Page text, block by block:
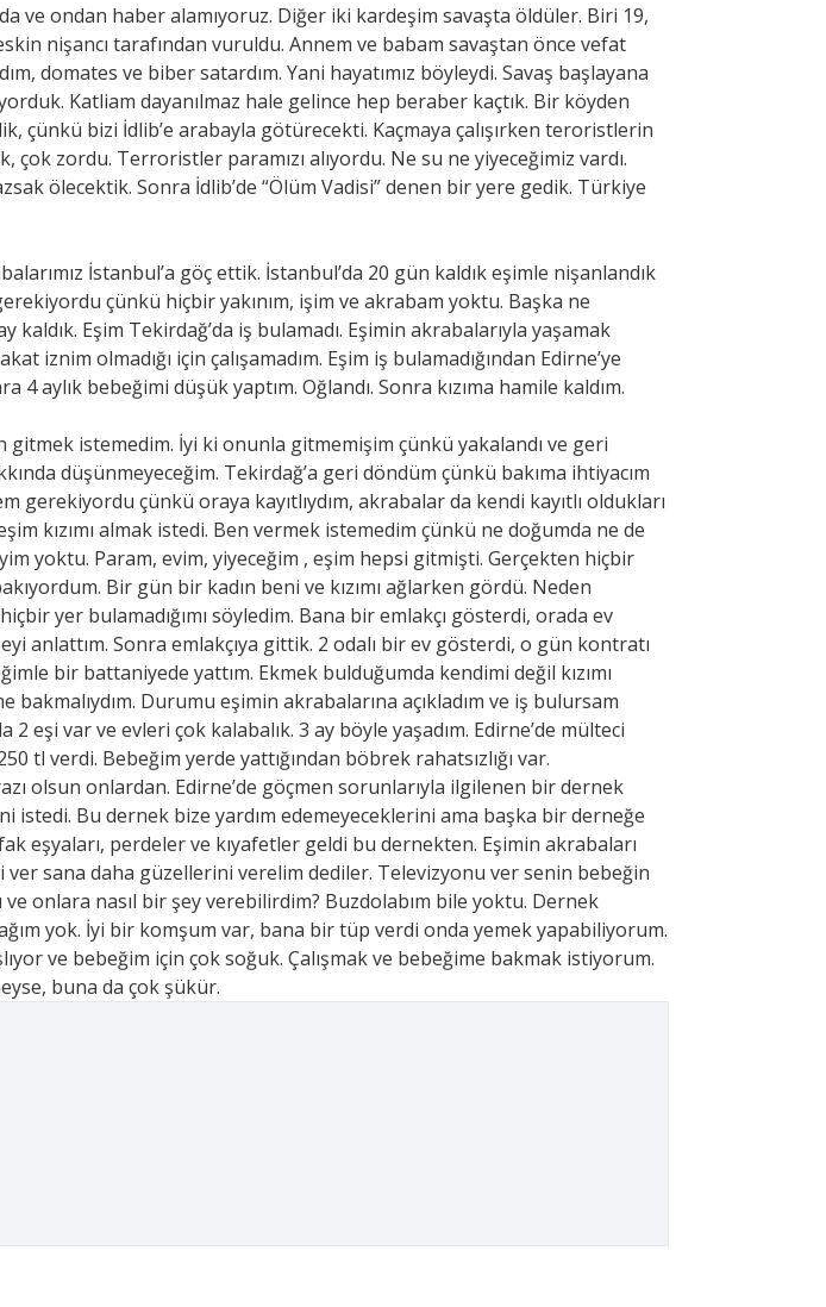
ve ondan haber alamıyoruz. Diğer iki kardeşim savaşta öldüler. Biri 19,
nişancı tarafından vuruldu. Annem ve babam savaştan önce vefat
domates ve biber satardım. Yani hayatımız böyleydi. Savaş başlayana
Katliam dayanılmaz hale gelince hep beraber kaçtık. Bir köyden
çünkü bizi İdlib’e arabayla götürecekti. Kaçmaya çalışırken teroristlerin
zordu. Terroristler paramızı alıyordu. Ne su ne yiyeceğimiz vardı.
ölecektik. Sonra İdlib’de “Ölüm Vadisi” denen bir yere gedik. Türkiye
İstanbul’a göç ettik. İstanbul’da 20 gün kaldık eşimle nişanlandık
çünkü hiçbir yakınım, işim ve akrabam yoktu. Başka ne
Eşim Tekirdağ’da iş bulamadı. Eşimin akrabalarıyla yaşamak
iznim olmadığı için çalışamadım. Eşim iş bulamadığından Edirne’ye
aylık bebeğimi düşük yaptım. Oğlandı. Sonra kızıma hamile kaldım.
gitmek istemedim. İyi ki onunla gitmemişim çünkü yakalandı ve geri
düşünmeyeceğim. Tekirdağ’a geri döndüm çünkü bakıma ihtiyacım
gerekiyordu çünkü oraya kayıtlıydım, akrabalar da kendi kayıtlı oldukları
kızımı almak istedi. Ben vermek istemedim çünkü ne doğumda ne de
yoktu. Param, evim, yiyeceğim , eşim hepsi gitmişti. Gerçekten hiçbir
Bir gün bir kadın beni ve kızımı ağlarken gördü. Neden
yer bulamadığımı söyledim. Bana bir emlakçı gösterdi, orada ev
anlattım. Sonra emlakçıya gittik. 2 odalı bir ev gösterdi, o gün kontratı
bir battaniyede yattım. Ekmek bulduğumda kendimi değil kızımı
bakmalıydım. Durumu eşimin akrabalarına açıkladım ve iş bulursam
eşi var ve evleri çok kalabalık. 3 ay böyle yaşadım. Edirne’de mülteci
tl verdi. Bebeğim yerde yattığından böbrek rahatsızlığı var.
olsun onlardan. Edirne’de göçmen sorunlarıyla ilgilenen bir dernek
istedi. Bu dernek bize yardım edemeyeceklerini ama başka bir derneğe
perdeler ve kıyafetler geldi bu dernekten. Eşimin akrabaları
sana daha güzellerini verelim dediler. Televizyonu ver senin bebeğin
onlara nasıl bir şey verebilirdim? Buzdolabım bile yoktu. Dernek
yok. İyi bir komşum var, bana bir tüp verdi onda yemek yapabiliyorum.
ve bebeğim için çok soğuk. Çalışmak ve bebeğime bakmak istiyorum.
buna da çok şükür.